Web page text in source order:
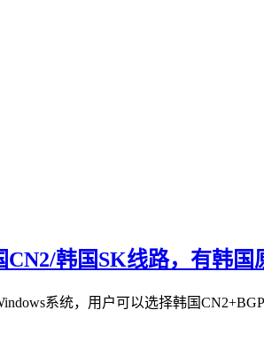
CN2/韩国SK线路，有韩国
系统，用户可以选择韩国